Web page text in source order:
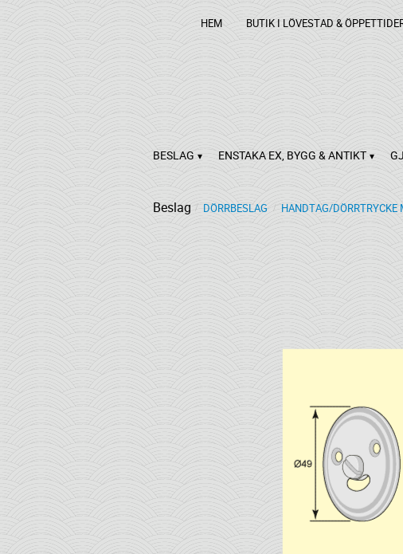
HEM BUTIK I LÖVESTAD &
BESLAG ENSTAKA EX, BYGG & ANTIKT
Beslag DÖRRBESLAG HANDTAG/DÖRRTRYCKE